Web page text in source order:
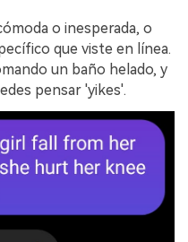
o inesperada, o
que viste en línea.
un baño helado, y
pensar 'yikes'.